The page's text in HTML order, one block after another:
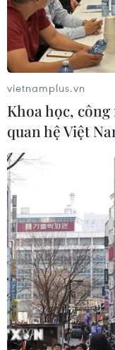
Theo dõi VietnamPlus
TIN LIÊN
vietnamplus.vn
Khoa học,
quan hệ Việt